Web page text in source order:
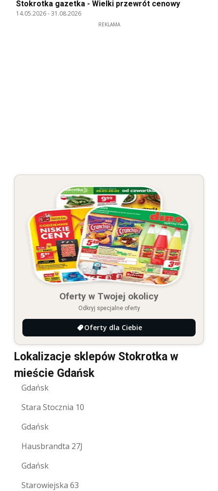
Stokrotka gazetka - Wielki przewrót cenowy
14.05.2026-31.08.2026
REKLAMA
Oferty w Twojej okolicy
Odkryj specjalne oferty
Oferty dla Ciebie
Lokalizacje sklepów Stokrotka w
mieście Gdańsk
Gdańsk
Stara Stocznia 10
Gdańsk
Hausbrandta 27J
Gdańsk
Starowiejska 63